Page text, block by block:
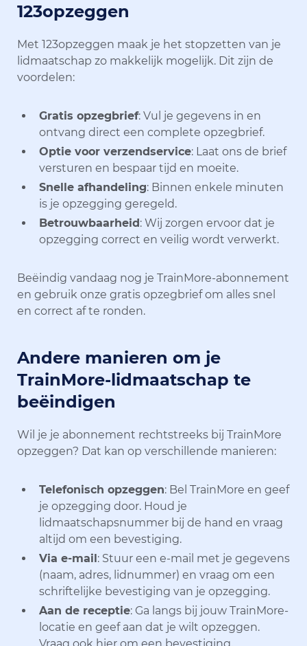
123opzeggen
Met 123opzeggen maak je het stopzetten van je
lidmaatschap zo makkelijk mogelijk. Dit zijn de
voordelen:
Gratis opzegbrief: Vul je gegevens in en
ontvang direct een complete opzegbrief.
Optie voor verzendservice: Laat ons de brief
versturen en bespaar tijd en moeite.
Snelle afhandeling: Binnen enkele minuten
is je opzegging geregeld.
Betrouwbaarheid: Wij zorgen ervoor dat je
opzegging correct en veilig wordt verwerkt.
Beëindig vandaag nog je TrainMore-abonnement
en gebruik onze gratis opzegbrief om alles snel
en correct af te ronden.
Andere manieren om je
TrainMore-lidmaatschap te
beëindigen
Wil je je abonnement rechtstreeks bij TrainMore
opzeggen? Dat kan op verschillende manieren:
Telefonisch opzeggen: Bel TrainMore en geef
je opzegging door. Houd je
lidmaatschapsnummer bij de hand en vraag
altijd om een bevestiging.
Via e-mail: Stuur een e-mail met je gegevens
(naam, adres, lidnummer) en vraag om een
schriftelijke bevestiging van je opzegging.
Aan de receptie: Ga langs bij jouw TrainMore-
locatie en geef aan dat je wilt opzeggen.
Vraag ook hier om een bevestiging.